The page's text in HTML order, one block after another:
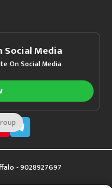
Social Media
On Social Media
- 9028927697